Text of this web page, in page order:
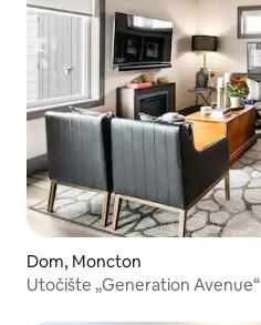
Dom, Moncton
Utočište „Generation Avenue“